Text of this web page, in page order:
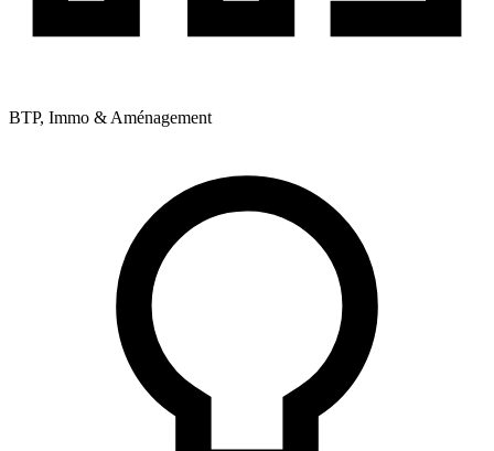
BTP, Immo & Aménagement